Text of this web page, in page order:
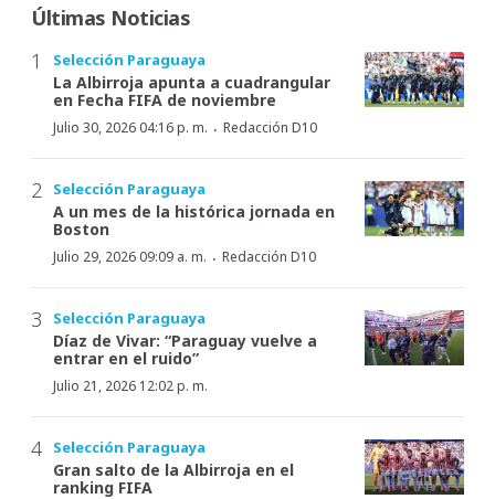
Últimas Noticias
Selección Paraguaya
La Albirroja apunta a cuadrangular
en Fecha FIFA de noviembre
Julio 30, 2026 04:16 p. m. · Redacción D10
Selección Paraguaya
A un mes de la histórica jornada en
Boston
Julio 29, 2026 09:09 a. m. · Redacción D10
Selección Paraguaya
Díaz de Vivar: “Paraguay vuelve a
entrar en el ruido”
Julio 21, 2026 12:02 p. m.
Selección Paraguaya
Gran salto de la Albirroja en el
ranking FIFA